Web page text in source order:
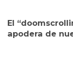
El
apodera de